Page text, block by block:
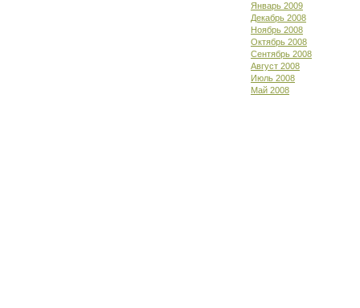
Январь 2009
Декабрь 2008
Ноябрь 2008
Октябрь 2008
Сентябрь 2008
Август 2008
Июль 2008
Май 2008